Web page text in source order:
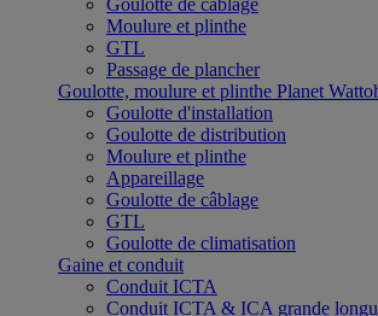
Goulotte de câblage
Moulure et plinthe
GTL
Passage de plancher
Goulotte, moulure et plinthe Planet
Goulotte d'installation
Goulotte de distribution
Moulure et plinthe
Appareillage
Goulotte de câblage
GTL
Goulotte de climatisation
Gaine et conduit
Conduit ICTA
Conduit ICTA & ICA grande